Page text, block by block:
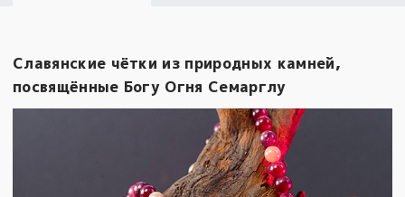
к заказу от 3 тыс. руб.
Славянские чётки из природных камней,
посвящённые Богу Огня Семарглу